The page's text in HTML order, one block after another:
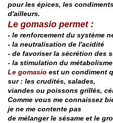
pour les épices, les
d'ailleurs.
Le gomasio permet :
- le renforcement du système
- la neutralisation de l'acidité
- de favoriser la sécrétion des
- la stimulation du métabolisme
Le gomasio est un condiment
sur : les crudités, salades,
viandes ou poissons grillés,
Comme vous me connaissez
je ne me contente pas
de mélanger le sésame et le